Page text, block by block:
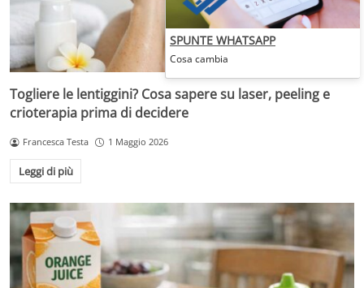
Togliere le lentiggini? Cosa sapere su laser, peeling e
crioterapia prima di decidere
Francesca Testa 1 Maggio 2026
Leggi di più
SPUNTE WHATSAPP
Cosa cambia